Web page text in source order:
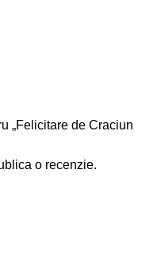
„Felicitare de Craciun
o recenzie.